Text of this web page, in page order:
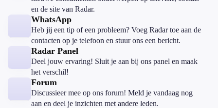
en de site van Radar.
WhatsApp
Heb jij een tip of een probleem? Voeg Radar toe aan de
contacten op je telefoon en stuur ons een bericht.
Radar Panel
Deel jouw ervaring! Sluit je aan bij ons panel en maak
het verschil!
Forum
Discussieer mee op ons forum! Meld je vandaag nog
aan en deel je inzichten met andere leden.